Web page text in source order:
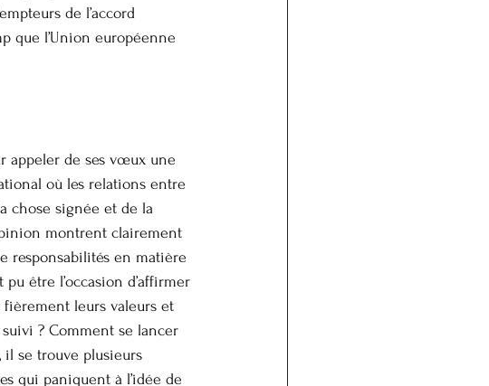
de l’accord
que l’Union européenne
appeler de ses vœux une
où les relations entre
chose signée et de la
montrent clairement
responsabilités en matière
être l’occasion d’affirmer
fièrement leurs valeurs et
? Comment se lancer
il se trouve plusieurs
qui paniquent à l’idée de